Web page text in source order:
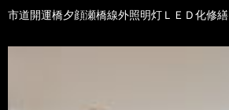
市道開運橋夕顔瀬橋線外照明灯ＬＥＤ化修繕